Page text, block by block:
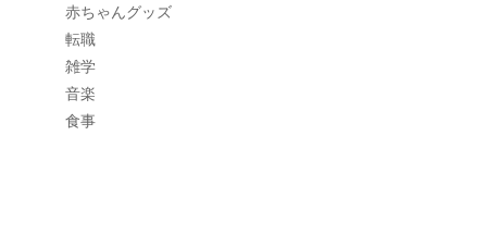
赤ちゃんグッズ
転職
雑学
音楽
食事